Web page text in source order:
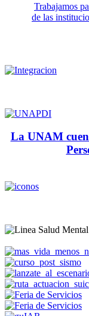
Trabajamos
de las
La UNAM